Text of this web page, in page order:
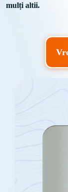
mulți altii.